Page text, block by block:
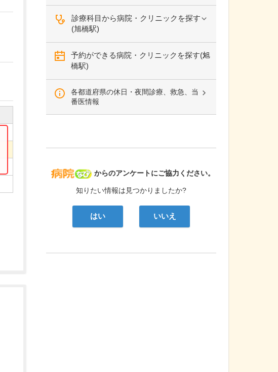
診療科目から病院・クリニックを探す
(旭橋駅)
予約ができる病院・クリニックを探す(旭
橋駅)
各都道府県の休日・夜間診療、救急、当
番医情報
病院なび
からのアンケートにご協力ください。
知りたい情報は見つかりましたか?
はい いいえ